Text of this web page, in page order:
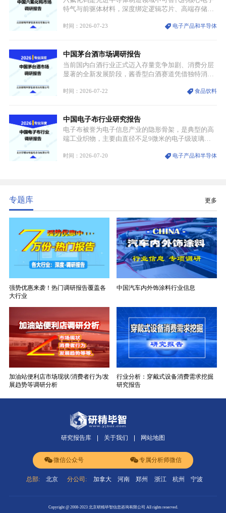
特气与前驱体材料，深度绑定逻辑芯片、高端存储芯
沉积（CVD）、原子层沉积（ALD）工艺专用前驱体
密制造流程。
时间：2026-07-23 电子产品和半导体
中国茅台酒市场调研报告
当前国内白酒行业正式迈入存量竞争加剧、消费分层
显著的全新发展阶段，酱香型白酒赛道凭借独特消费
道。贵州茅台凭借独一无二的核心产区壁垒、刚性产
业。
时间：2026-07-22 食品饮料
中国电子布行业研究报告
电子布被誉为电子信息产业的隐形骨架，是典型的高
端工业织物，主要由直径不足9微米的电子级玻璃纤
生产制造过程中不可或缺的核心基材。电子布具备高
时间：2026-07-20 电子产品和半导体
专题库 更多
强势优惠来袭！热门调研报告覆盖各
大行业
中国汽车内外饰涂料行业信息
加油站便利店市场现状/消费者行为/发
展趋势等调研分析
行业分析：穿戴式设备消费需求挖掘
研究报告
研究报告库 关于我们 网站地图
微信公众号 专属分析师微信
总部: 北京 分公司: 加拿大 河南 郑州 浙江 杭州 宁波
Copyright @ 2008-2023 北京研精毕智信息咨询有限公司 All rights reserved.